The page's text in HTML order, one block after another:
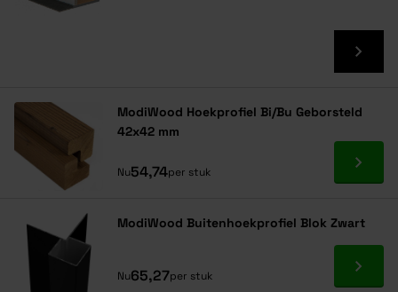
ModiWood Hoekprofiel Bi/Bu Geborsteld
42x42 mm
Nu54,74per stuk Ga
ModiWood Buitenhoekprofiel Blok Zwart
Nu65,27per stuk Ga